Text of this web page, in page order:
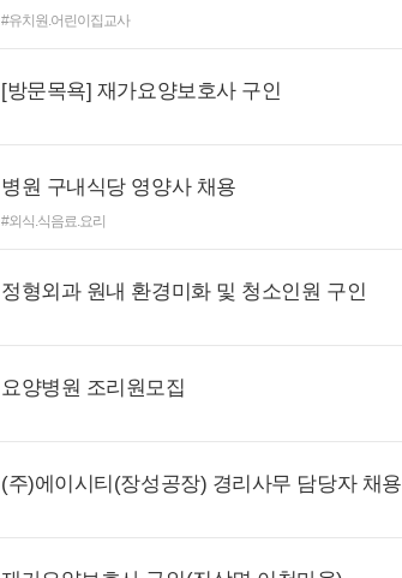
#유치원.어린이집교사
[방문목욕] 재가요양보호사 구인
병원 구내식당 영양사 채용
#외식.식음료.요리
정형외과 원내 환경미화 및 청소인원 구인
요양병원 조리원모집
(주)에이시티(장성공장) 경리사무 담당자 채용